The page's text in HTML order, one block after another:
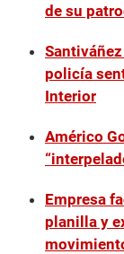
de su
policía
Interior
Américo
Empresa
planilla y